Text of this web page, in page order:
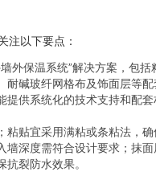
注以下要点：
外保温系统”解决方案，包括
耐碱玻纤网格布及饰面层等配
提供系统化的技术支持和配套
粘贴宜采用满粘或条粘法，确
墙深度需符合设计要求；抹面
裂防水效果。